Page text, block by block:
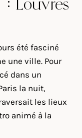
Louvres
été fasciné
une ville. Pour
dans un
la nuit,
les lieux
animé à la